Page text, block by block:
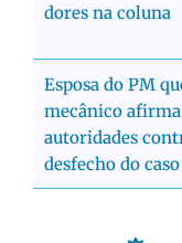
dores na coluna
Esposa do PM
mecânico afirma
autoridades
desfecho do caso